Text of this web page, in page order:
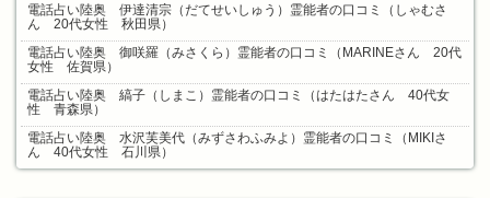
電話占い陸奥 伊達清宗（だてせいしゅう）霊能者の口コミ（しゃむさ
ん 20代女性 秋田県）
電話占い陸奥 御咲羅（みさくら）霊能者の口コミ（MARINEさん 20代
女性 佐賀県）
電話占い陸奥 縞子（しまこ）霊能者の口コミ（はたはたさん 40代女
性 青森県）
電話占い陸奥 水沢芙美代（みずさわふみよ）霊能者の口コミ（MIKIさ
ん 40代女性 石川県）